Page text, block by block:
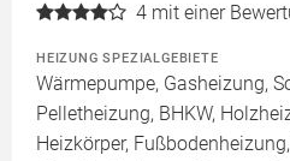
4 mit einer
HEIZUNG SPEZIALGEBIETE
Wärmepumpe, Gasheizung,
Pelletheizung, BHKW,
Heizkörper,